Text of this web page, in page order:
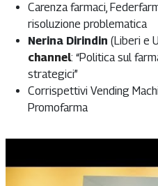
Carenza farmaci,
risoluzione problematica
Nerina Dirindin (Liberi e
channel: “Politica sul
strategici”
Corrispettivi Vending
Promofarma